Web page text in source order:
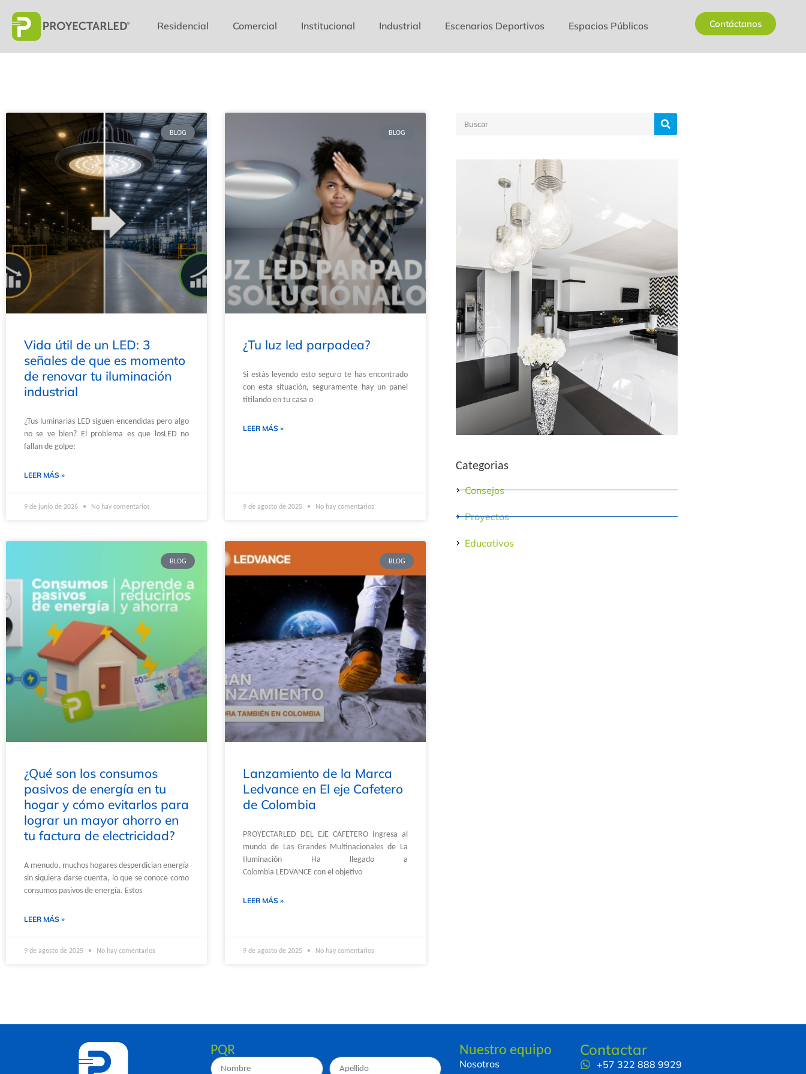
Residencial Comercial Institucional Industrial Escenarios Deportivos Espacios Públicos Contáctanos
BLOG
Vida útil de un LED: 3
señales de que es momento
de renovar tu iluminación
industrial
¿Tus luminarias LED siguen encendidas pero algo
no se ve bien? El problema es que losLED no
fallan de golpe:
LEER MÁS »
9 de junio de 2026 No hay comentarios
BLOG
¿Tu luz led parpadea?
Si estás leyendo esto seguro te has encontrado
con esta situación, seguramente hay un panel
titilando en tu casa o
LEER MÁS »
9 de agosto de 2025 No hay comentarios
BLOG
¿Qué son los consumos
pasivos de energía en tu
hogar y cómo evitarlos para
lograr un mayor ahorro en
tu factura de electricidad?
A menudo, muchos hogares desperdician energía
sin siquiera darse cuenta, lo que se conoce como
consumos pasivos de energía. Estos
LEER MÁS »
9 de agosto de 2025 No hay comentarios
BLOG
Lanzamiento de la Marca
Ledvance en El eje Cafetero
de Colombia
PROYECTARLED DEL EJE CAFETERO Ingresa al
mundo de Las Grandes Multinacionales de La
Iluminación Ha llegado a
Colombia LEDVANCE con el objetivo
LEER MÁS »
9 de agosto de 2025 No hay comentarios
Categorias
Consejos
Proyectos
Educativos
PQR Nuestro equipo
Nosotros
Contactar
+57 322 888 9929